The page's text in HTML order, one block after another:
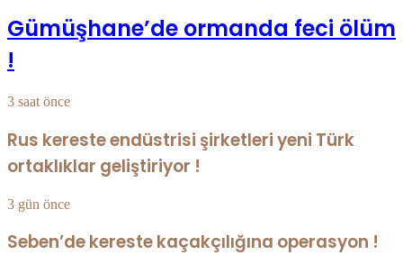
Gümüşhane’de ormanda feci ölüm
!
3 saat önce
Rus kereste endüstrisi şirketleri yeni Türk
ortaklıklar geliştiriyor !
3 gün önce
Seben’de kereste kaçakçılığına operasyon !